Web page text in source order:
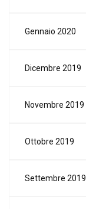
Gennaio 2020
Dicembre 2019
Novembre 2019
Ottobre 2019
Settembre 2019